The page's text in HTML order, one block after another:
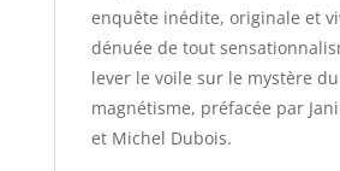
enquête inédite, originale et
dénuée de tout
lever le voile sur le mystère du
magnétisme, préfacée par
et Michel Dubois.